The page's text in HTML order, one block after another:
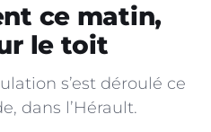
ce matin,
le toit
s’est déroulé ce
dans l’Hérault.